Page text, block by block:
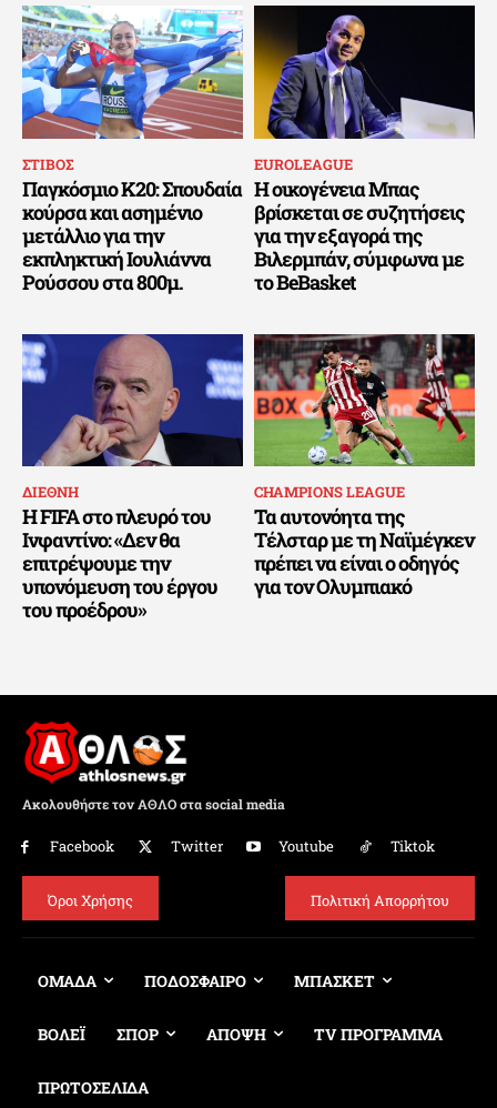
ΣΤΙΒΟΣ
Παγκόσμιο Κ20: Σπουδαία
κούρσα και ασημένιο
μετάλλιο για την
εκπληκτική Ιουλιάννα
Ρούσσου στα 800μ.
EUROLEAGUE
Η οικογένεια Μπας
βρίσκεται σε συζητήσεις
για την εξαγορά της
Βιλερμπάν, σύμφωνα με
το BeBasket
ΔΙΕΘΝΗ
Η FIFA στο πλευρό του
Ινφαντίνο: «Δεν θα
επιτρέψουμε την
υπονόμευση του έργου
του προέδρου»
CHAMPIONS LEAGUE
Τα αυτονόητα της
Τέλσταρ με τη Ναϊμέγκεν
πρέπει να είναι ο οδηγός
για τον Ολυμπιακό
Ακολουθήστε τον ΑΘΛΟ στα social media
Facebook Twitter Youtube Tiktok
Όροι Χρήσης Πολιτική Απορρήτου
ΟΜΑΔΑ ΠΟΔΟΣΦΑΙΡΟ ΜΠΑΣΚΕΤ
ΒΟΛΕΪ ΣΠΟΡ ΑΠΟΨΗ TV ΠΡΟΓΡΑΜΜΑ
ΠΡΩΤΟΣΕΛΙΔΑ